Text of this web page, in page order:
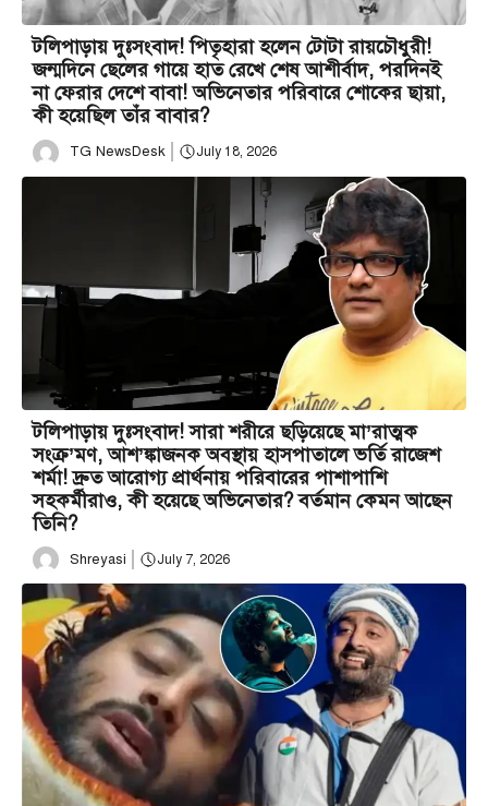
টলিপাড়ায় দুঃসংবাদ! পিতৃহারা হলেন টোটা রায়চৌধুরী!
জন্মদিনে ছেলের গায়ে হাত রেখে শেষ আশীর্বাদ, পরদিনই
না ফেরার দেশে বাবা! অভিনেতার পরিবারে শোকের ছায়া,
কী হয়েছিল তাঁর বাবার?
TG NewsDesk July 18, 2026
টলিপাড়ায় দুঃসংবাদ! সারা শরীরে ছড়িয়েছে মা’রাত্মক
সংক্র’মণ, আশ’ঙ্কাজনক অবস্থায় হাসপাতালে ভর্তি রাজেশ
শর্মা! দ্রুত আরোগ্য প্রার্থনায় পরিবারের পাশাপাশি
সহকর্মীরাও, কী হয়েছে অভিনেতার? বর্তমান কেমন আছেন
তিনি?
Shreyasi July 7, 2026